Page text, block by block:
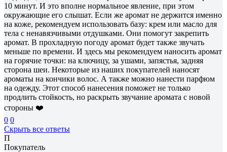
10 минут. И это вполне нормальное явление, при этом
окружающие его слышат. Если же аромат не держится именно
на коже, рекомендуем использовать базу: крем или масло для
тела с ненавязчивыми отдушками. Они помогут закрепить
аромат. В прохладную погоду аромат будет также звучать
меньше по времени. И здесь мы рекомендуем наносить аромат
на горячие точки: на ключицу, за ушами, запястья, задняя
сторона шеи. Некоторые из наших покупателей наносят
ароматы на кончики волос. А также можно нанести парфюм
на одежду. Этот способ нанесения поможет не только
продлить стойкость, но раскрыть звучание аромата с новой
стороны ❤️
0 0
Скрыть все ответы
П
Покупатель